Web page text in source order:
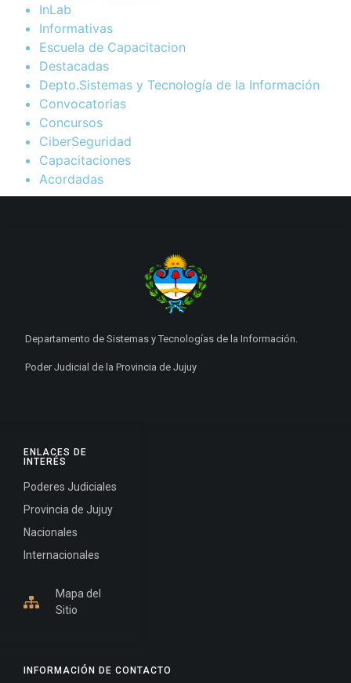
InLab
Informativas
Escuela de Capacitacion
Destacadas
Depto.Sistemas y Tecnología de la Información
Convocatorias
Concursos
CiberSeguridad
Capacitaciones
Acordadas
INFORMACIÓN DE CONTACTO
ENLACES DE
INTERÉS
Poderes Judiciales
Provincia de Jujuy
Nacionales
Internacionales
Mapa del
Sitio
Departamento de Sistemas y Tecnologías de la Información.
Poder Judicial de la Provincia de Jujuy